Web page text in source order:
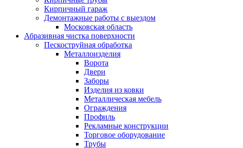
Кирпичный гараж
Демонтажные работы с выездом
Московская область
Абразивная чистка поверхности
Пескоструйная обработка
Металлоизделия
Ворота
Двери
Заборы
Изделия из ковки
Металлическая мебель
Ограждения
Профиль
Рекламные конструкции
Торговое оборудование
Трубы